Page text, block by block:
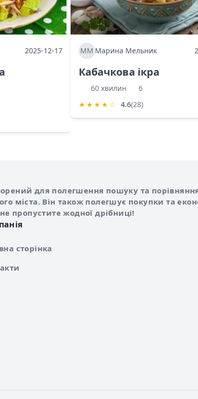
2025-12-17 ММ Марина Мельник
Кабачкова ікра
60 хвилин
6
★ ★ ★ ★ ☆ 4.6(28)
для полегшення пошуку та
міста. Він також полегшує покупки та
пропустите жодної дрібниці!
сторінка